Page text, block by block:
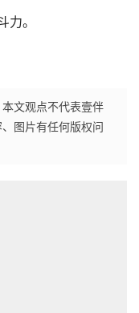
力。
文观点不代表壹伴
图片有任何版权问